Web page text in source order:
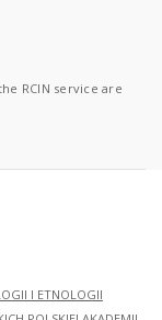
RCIN service are
I ETNOLOGII